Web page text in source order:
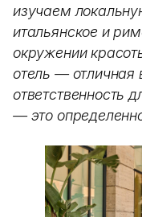
изучаем
итальянское и
окружении
отель — отличная
ответственность
— это